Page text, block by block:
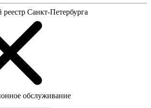
реестр Санкт-Петербурга
обслуживание